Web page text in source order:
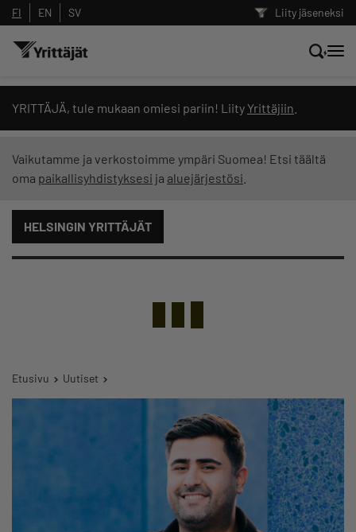
Liity jäseneksi
FI EN SV
YRITTÄJÄ, tule mukaan omiesi pariin! Liity Yrittäjiin
Vaikutamme ja verkostoimme ympäri Suomea! Etsi täältä
oma paikallisyhdistyksesi ja aluejärjestösi
HELSINGIN YRITTÄJÄT
Etusivu Uutiset
Hae sivustolta tai kysy suoraan
Yrittäjien tekoälyltä
Suodata hakutuloksia: näytä kaikki sisältö